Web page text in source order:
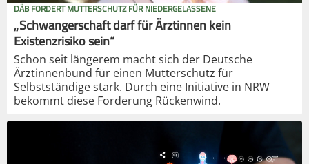
DÄB FORDERT MUTTERSCHUTZ FÜR NIEDERGELASSENE
„Schwangerschaft darf für Ärztinnen kein
Existenzrisiko sein“
Schon seit längerem macht sich der Deutsche
Ärztinnenbund für einen Mutterschutz für
Selbstständige stark. Durch eine Initiative in NRW
bekommt diese Forderung Rückenwind.